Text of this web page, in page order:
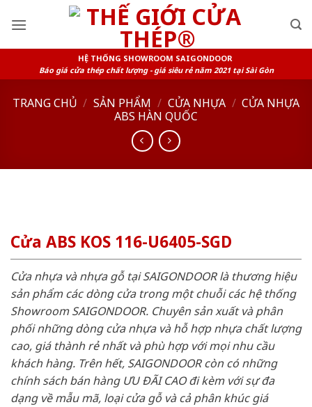
HỆ THỐNG SHOWROOM SAIGONDOOR
Báo giá cửa thép chất lượng - giá siêu rẻ năm 2021 tại Sài Gòn
TRANG CHỦ / SẢN PHẨM / CỬA NHỰA / CỬA NHỰA
ABS HÀN QUỐC
Cửa ABS KOS 116-U6405-SGD
Cửa nhựa và nhựa gỗ tại SAIGONDOOR là thương hiệu
sản phẩm các dòng cửa trong một chuỗi các hệ thống
Showroom SAIGONDOOR. Chuyên sản xuất và phân
phối những dòng cửa nhựa và hỗ hợp nhựa chất lượng
cao, giá thành rẻ nhất và phù hợp với mọi nhu cầu
khách hàng. Trên hết, SAIGONDOOR còn có những
chính sách bán hàng ƯU ĐÃI CAO đi kèm với sự đa
dạng về mẫu mã, loại cửa gỗ và cả phân khúc giá